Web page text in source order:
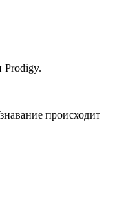
Prodigy.
происходит